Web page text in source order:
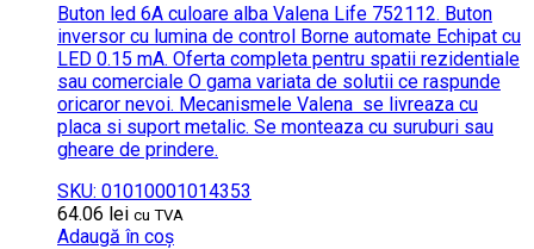
Buton led 6A culoare alba Valena Life 752112. Buton
inversor cu lumina de control Borne automate Echipat cu
LED 0.15 mA. Oferta completa pentru spatii rezidentiale
sau comerciale O gama variata de solutii ce raspunde
oricaror nevoi. Mecanismele Valena se livreaza cu
placa si suport metalic. Se monteaza cu suruburi sau
gheare de prindere.
SKU: 01010001014353
64.06 lei cu TVA
Adaugă în coș